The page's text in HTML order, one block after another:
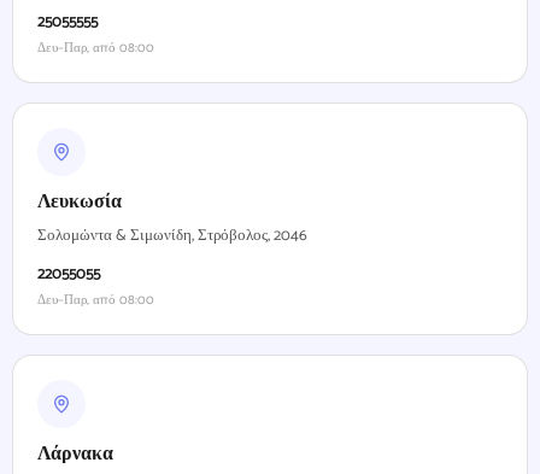
25055555
Δευ–Παρ, από 08:00
Λευκωσία
Σολομώντα & Σιμωνίδη, Στρόβολος, 2046
22055055
Δευ–Παρ, από 08:00
Λάρνακα